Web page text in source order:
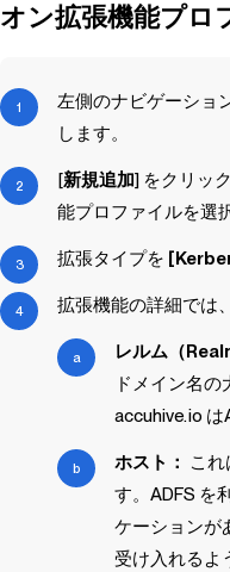
オン拡張機能プロ
左側のナビゲーショ
します。
[新規追加] をクリッ
能プロファイルを選
拡張タイプを
拡張機能の詳細では
レルム（
ドメイン名の
accuhive.io は
ホスト：
こ
す。ADFS を
ケーションが
受け入れるよ